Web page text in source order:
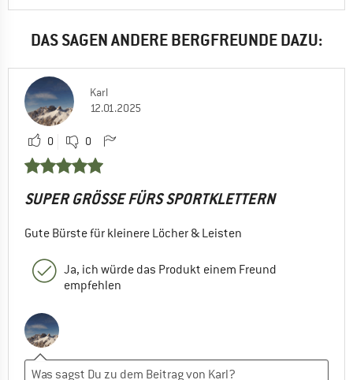
DAS SAGEN ANDERE BERGFREUNDE DAZU:
Karl
12.01.2025
0 0
SUPER GRÖSSE FÜRS SPORTKLETTERN
Gute Bürste für kleinere Löcher & Leisten
Ja, ich würde das Produkt einem Freund
empfehlen